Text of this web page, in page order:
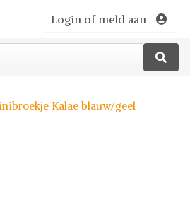
Login of meld aan
Kalae blauw/geel